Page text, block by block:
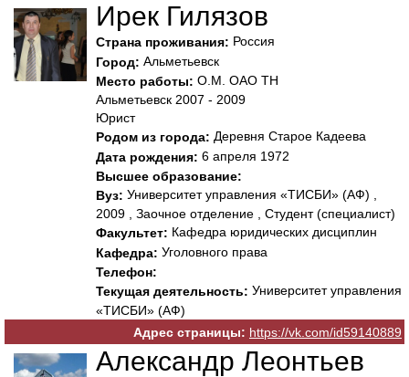
Ирек Гилязов
Страна проживания: Россия
Город: Альметьевск
Место работы: О.М. ОАО ТН
Альметьевск 2007 - 2009
Юрист
Родом из города: Деревня Старое Кадеева
Дата рождения: 6 апреля 1972
Высшее образование:
Вуз: Университет управления «ТИСБИ» (АФ) ,
2009 , Заочное отделение , Студент (специалист)
Факультет: Кафедра юридических дисциплин
Кафедра: Уголовного права
Телефон:
Текущая деятельность: Университет управления
«ТИСБИ» (АФ)
Адрес страницы: https://vk.com/id59140889
Александр Леонтьев